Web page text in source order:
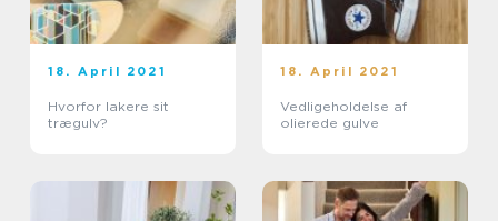
18. April 2021
Hvorfor lakere sit
trægulv?
18. April 2021
Vedligeholdelse af
olierede gulve